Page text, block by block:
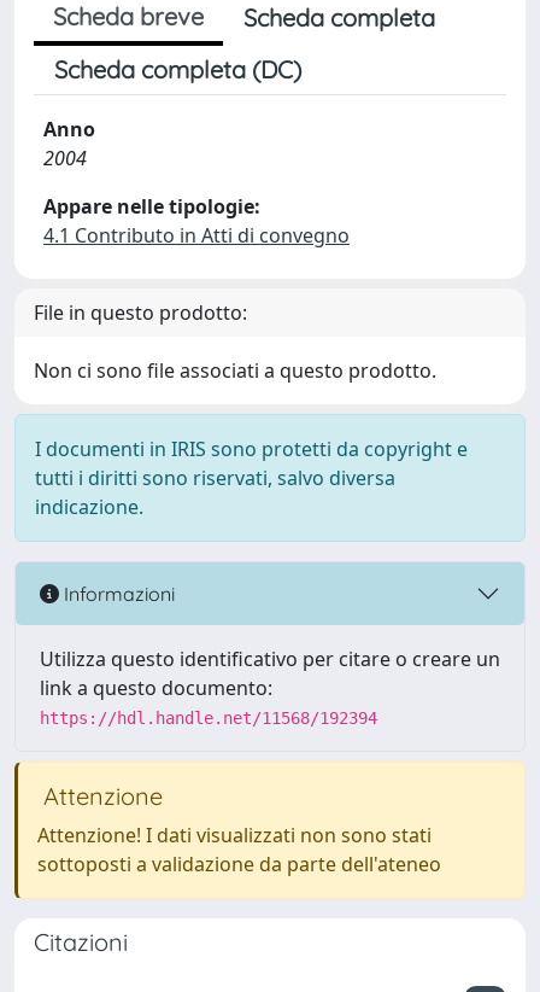
Scheda breve
Scheda completa
Scheda completa (DC)
Anno
2004
Appare nelle tipologie:
4.1 Contributo in Atti di convegno
File in questo prodotto:
Non ci sono file associati a questo prodotto.
I documenti in IRIS sono protetti da copyright e
tutti i diritti sono riservati, salvo diversa
indicazione.
Informazioni
Utilizza questo identificativo per citare o creare un
link a questo documento:
https://hdl.handle.net/11568/192394
Attenzione
Attenzione! I dati visualizzati non sono stati
sottoposti a validazione da parte dell'ateneo
Citazioni